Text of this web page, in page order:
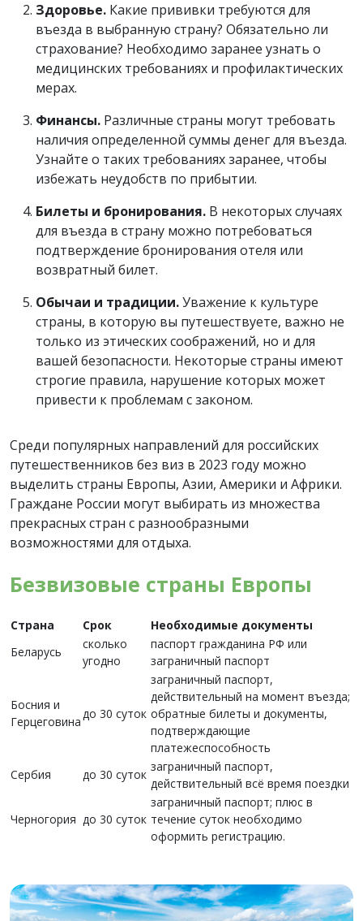
Здоровье. Какие прививки требуются для
въезда в выбранную страну? Обязательно ли
страхование? Необходимо заранее узнать о
медицинских требованиях и профилактических
мерах.
Финансы. Различные страны могут требовать
наличия определенной суммы денег для въезда.
Узнайте о таких требованиях заранее, чтобы
избежать неудобств по прибытии.
Билеты и бронирования. В некоторых случаях
для въезда в страну можно потребоваться
подтверждение бронирования отеля или
возвратный билет.
Обычаи и традиции.Уважение к культуре
страны, в которую вы путешествуете, важно не
только из этических соображений, но и для
вашей безопасности. Некоторые страны имеют
строгие правила, нарушение которых может
привести к проблемам с законом.
Среди популярных направлений для российских
путешественников без виз в 2023 году можно
выделить страны Европы, Азии, Америки и Африки.
Граждане России могут выбирать из множества
прекрасных стран с разнообразными
возможностями для отдыха.
Безвизовые страны Европы
Страна Срок
Необходимые документы
Беларусь
сколько
угодно
паспорт гражданина РФ или
заграничный паспорт
Босния и
Герцеговина
до 30 суток
заграничный паспорт,
действительный на момент въезда;
обратные билеты и документы,
подтверждающие
платежеспособность
Сербия
до 30 суток
заграничный паспорт,
действительный всё время поездки
Черногория до 30 суток
заграничный паспорт; плюс в
течение суток необходимо
оформить регистрацию.